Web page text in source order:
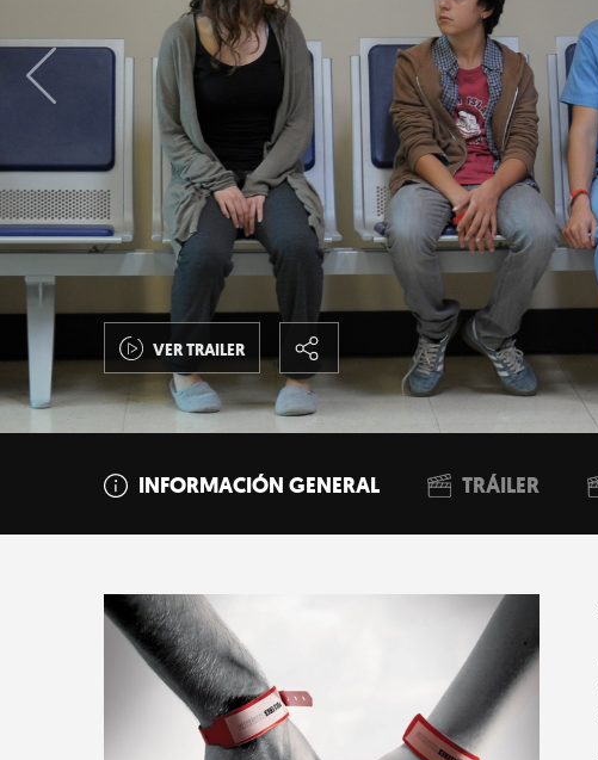
VER TRAILER
INFORMACIÓN GENERAL TRÁILER